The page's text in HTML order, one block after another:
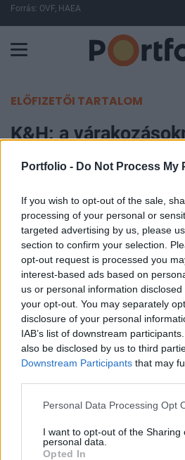
Portfolio - Do Not Process My
If you wish to opt-out of the sale,
processing of your personal or
targeted advertising by us, please
section to confirm your selection.
opt-out request is processed you
interest-based ads based on
us or personal information
your opt-out. You may separately
disclosure of your personal
IAB’s list of downstream
also be disclosed by us to third
Downstream Participants that may
Personal Data Processing Opt
I want to opt-out of the Sharing
personal data.
Opted In
Forrás: OVF, HAEA
ELŐFIZETŐI TARTALOM
K&H: a
nő a lakáshitelezés
2017. október 09. 10:45
Még a várakozásoknál is
jelzáloghitelezés az idén. A
szerint a jelzáloghitel-piac
becslésüket is meghaladva
680-700 milliárd forintot, így
százalékos is lehet.
Property Investment Forum
legnagyobb üzleti és networking
alkalommal!Információ és
száma az év első hét hónapjában.
jelzáloghitelek összege pedig 33